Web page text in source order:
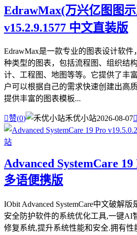
EdrawMax(万兴亿图图
v15.2.9.1577 中文直装版
EdrawMax是一款专业的图表设计软
种类型的图表，包括流程图、组织结
计、工程图、地图等等。它提供了丰
户可以根据自己的需求快速创建出高
提供丰富的图表模板...
赞(0) 禾优小站2026-08-07
Advanced SystemCare 19
多语便携版
IObit Advanced SystemCare中文破解
安全防护软件的系统优化工具,一键AI
修复系统,提升系统性能和安全.拥有性